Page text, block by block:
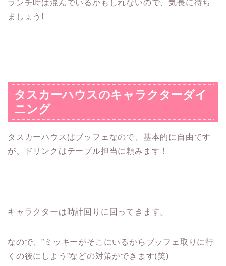
ランチ時は混んでいるかもしれないので、気長に待ち
ましょう!
タスカーハウスのキャラクターダイ
ニング
タスカーハウスはブッフェなので、基本的に自由です
が、ドリンクはテーブル担当に頼みます！
キャラクターは時計回りに回ってきます。
なので、”ミッキーがそこにいるからブッフェ取りに行
くの後にしよう”などの対策ができます(笑)